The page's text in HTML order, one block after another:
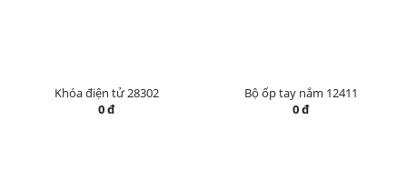
Khóa điện tử 28302
0 đ
Bộ ốp tay nắm 12411
0 đ